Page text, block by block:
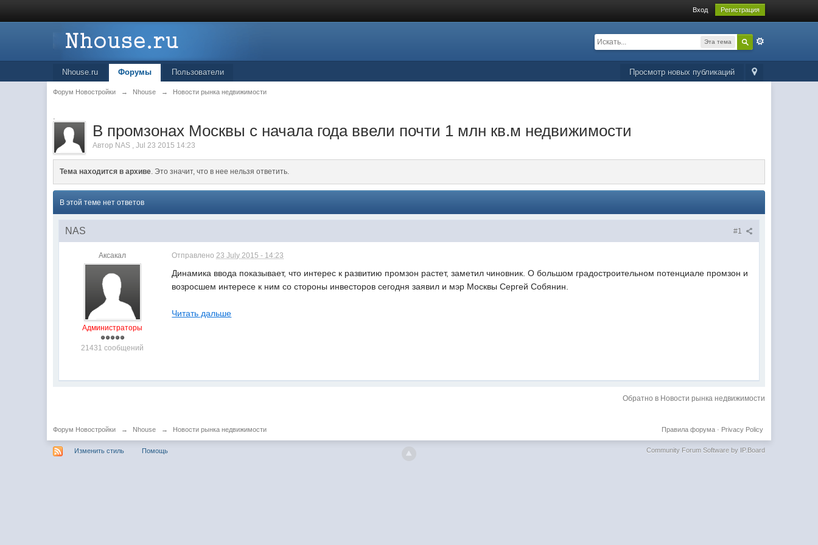
Вход Регистрация
Эта тема
Просмотр новых публикаций
Nhouse.ru Форумы Пользователи
Форум Новостройки → Nhouse → Новости рынка недвижимости
.
В промзонах Москвы с начала года ввели почти 1 млн кв.м недвижимости
Автор NAS ,Jul 23 2015 14:23
Тема находится в архиве. Это значит, что в нее нельзя ответить.
В этой теме нет ответов
#1
NAS
Аксакал
Администраторы
21431 сообщений
Отправлено23 July 2015 - 14:23
Динамика ввода показывает, что интерес к развитию промзон растет, заметил чиновник. О большом градостроительном потенциале промзон и
возросшем интересе к ним со стороны инвесторов сегодня заявил и мэр Москвы Сергей Собянин.
Читать дальше
Обратно в Новости рынка недвижимости
Форум Новостройки → Nhouse → Новости рынка недвижимости Privacy Policy
Правила форума·
Изменить стиль Помощь Community Forum Software by IP.Board